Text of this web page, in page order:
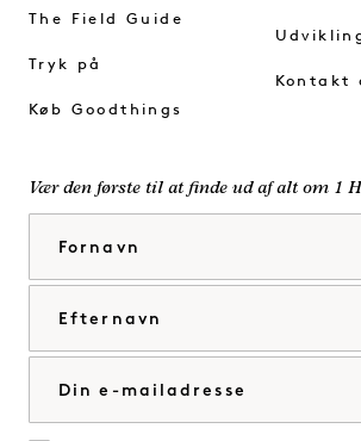
The Field Guide
Tryk på
Køb Goodthings
Kontakt
Vær den første til at finde ud af alt om 1